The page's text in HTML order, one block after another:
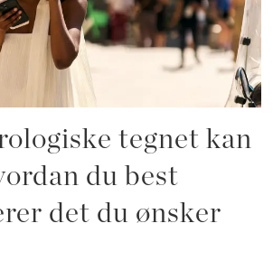
tegnet kan
du best
det du ønsker